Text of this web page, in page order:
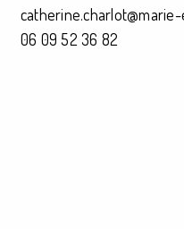
06 09 52 36 82